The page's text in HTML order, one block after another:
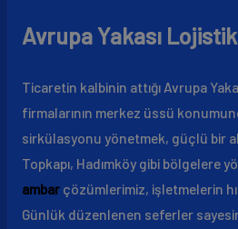
Avrupa Yakası Lojistik
Ticaretin kalbinin attığı Avrupa
firmalarının merkez üssü
sirkülasyonu yönetmek, güçlü bir
Topkapı, Hadımköy gibi bölgelere
ambarçözümlerimiz, işletmelerin
Günlük düzenlenen seferler